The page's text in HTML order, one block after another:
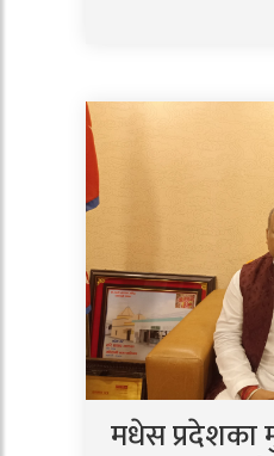
मधेस प्रदेशका